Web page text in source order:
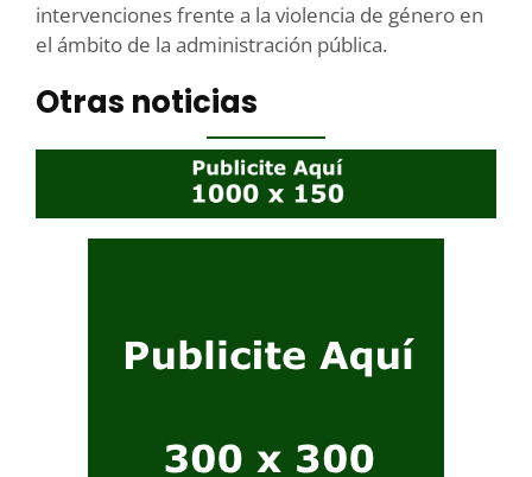
intervenciones frente a la violencia de género en
el ámbito de la administración pública.
Otras noticias